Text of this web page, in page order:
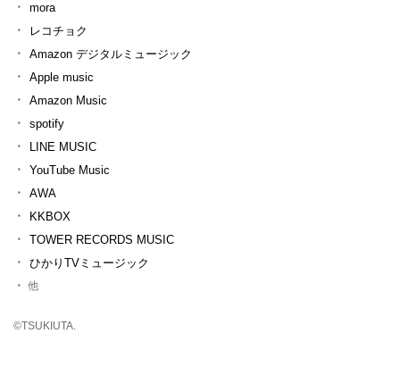
mora
レコチョク
Amazon デジタルミュージック
Apple music
Amazon Music
spotify
LINE MUSIC
YouTube Music
AWA
KKBOX
TOWER RECORDS MUSIC
ひかりTVミュージック
他
©TSUKIUTA.